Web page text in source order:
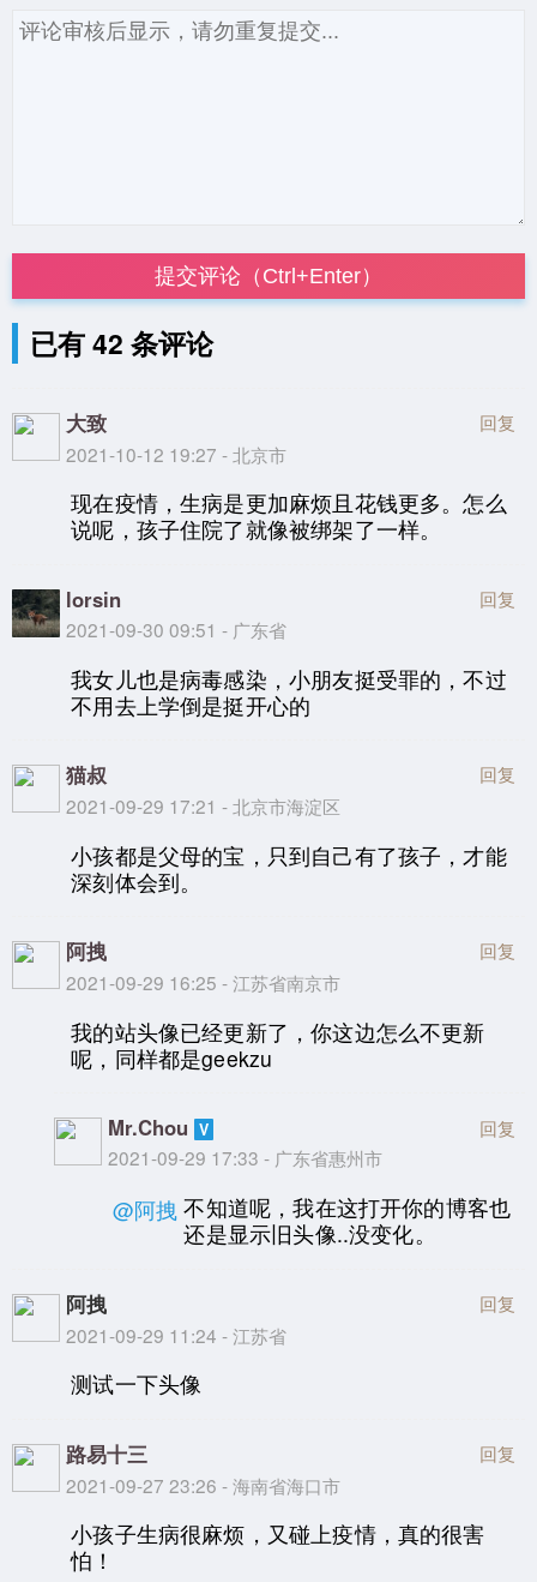
提交评论（Ctrl+Enter）
已有 42 条评论
大致
2021-10-12 19:27 - 北京市
回复
现在疫情，生病是更加麻烦且花钱更多。怎么
说呢，孩子住院了就像被绑架了一样。
lorsin
2021-09-30 09:51 - 广东省
回复
我女儿也是病毒感染，小朋友挺受罪的，不过
不用去上学倒是挺开心的
猫叔
2021-09-29 17:21 - 北京市海淀区
回复
小孩都是父母的宝，只到自己有了孩子，才能
深刻体会到。
阿拽
2021-09-29 16:25 - 江苏省南京市
回复
我的站头像已经更新了，你这边怎么不更新
呢，同样都是geekzu
Mr.Chou
2021-09-29 17:33 - 广东省惠州市
回复
@阿拽 不知道呢，我在这打开你的博客也
还是显示旧头像..没变化。
阿拽
2021-09-29 11:24 - 江苏省
回复
测试一下头像
路易十三
2021-09-27 23:26 - 海南省海口市
回复
小孩子生病很麻烦，又碰上疫情，真的很害
怕！